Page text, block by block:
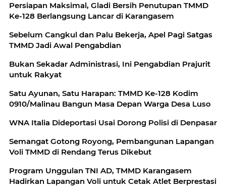
Persiapan Maksimal, Gladi Bersih Penutupan TMMD
Ke-128 Berlangsung Lancar di Karangasem
Sebelum Cangkul dan Palu Bekerja, Apel Pagi Satgas
TMMD Jadi Awal Pengabdian
Bukan Sekadar Administrasi, Ini Pengabdian Prajurit
untuk Rakyat
Satu Ayunan, Satu Harapan: TMMD Ke-128 Kodim
0910/Malinau Bangun Masa Depan Warga Desa Luso
WNA Italia Dideportasi Usai Dorong Polisi di Denpasar
Semangat Gotong Royong, Pembangunan Lapangan
Voli TMMD di Rendang Terus Dikebut
Program Unggulan TNI AD, TMMD Karangasem
Hadirkan Lapangan Voli untuk Cetak Atlet Berprestasi